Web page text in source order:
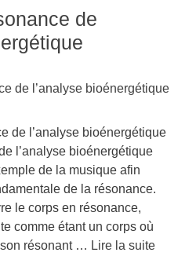
de
de l’analyse bioénergétique
l’analyse bioénergétique
de la musique afin
de la résonance.
le corps en résonance,
comme étant un corps où
résonant … Lire la suite